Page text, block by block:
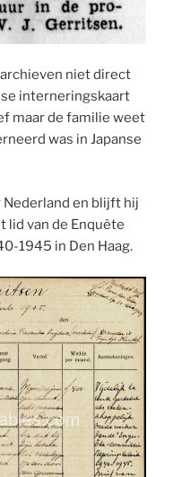
niet direct
interneringskaart
maar de familie weet
was in Japanse
Nederland en blijft hij
lid van de Enquête
1945 in Den Haag.